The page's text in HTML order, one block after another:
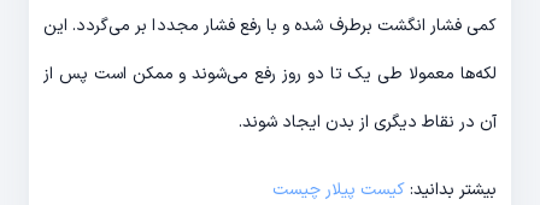
کمی فشار انگشت برطرف شده و با رفع فشار مجددا بر می‌گردد. این
لکه‌ها معمولا طی یک تا دو روز رفع می‌شوند و ممکن است پس از
آن در نقاط دیگری از بدن ایجاد شوند.
بیشتر بدانید:کیست پیلار چیست